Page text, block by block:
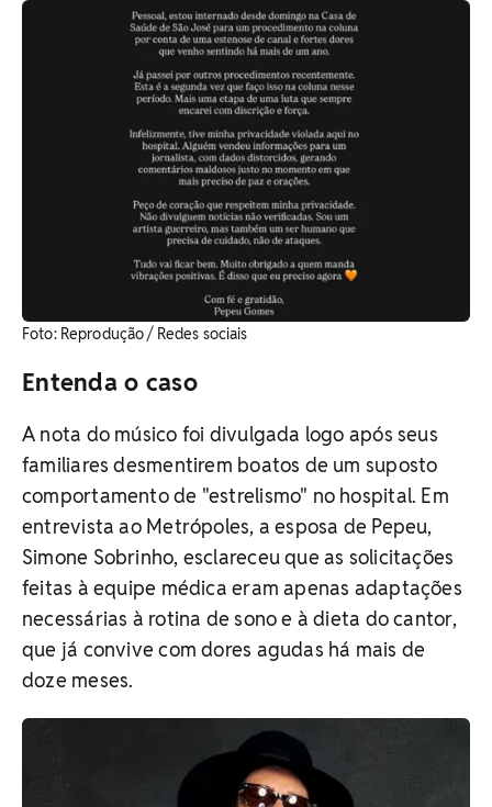
Foto: Reprodução / Redes sociais
Entenda o caso
A nota do músico foi divulgada logo após seus
familiares desmentirem boatos de um suposto
comportamento de "estrelismo" no hospital. Em
entrevista ao Metrópoles, a esposa de Pepeu,
Simone Sobrinho, esclareceu que as solicitações
feitas à equipe médica eram apenas adaptações
necessárias à rotina de sono e à dieta do cantor,
que já convive com dores agudas há mais de
doze meses.